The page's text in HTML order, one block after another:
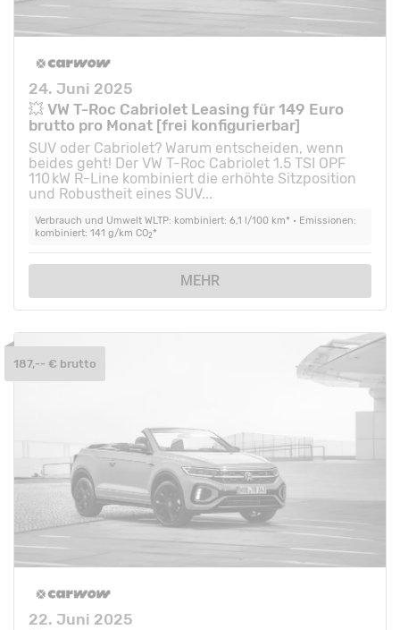
24. Juni 2025
💥 VW T-Roc Cabriolet Leasing für 149 Euro
brutto pro Monat [frei konfigurierbar]
SUV oder Cabriolet? Warum entscheiden, wenn
beides geht! Der VW T-Roc Cabriolet 1.5 TSI OPF
110 kW R-Line kombiniert die erhöhte Sitzposition
und Robustheit eines SUV...
Verbrauch und Umwelt WLTP: kombiniert: 6,1 l/100 km* • Emissionen:
kombiniert: 141 g/km CO2*
MEHR
22. Juni 2025
187,-- € brutto